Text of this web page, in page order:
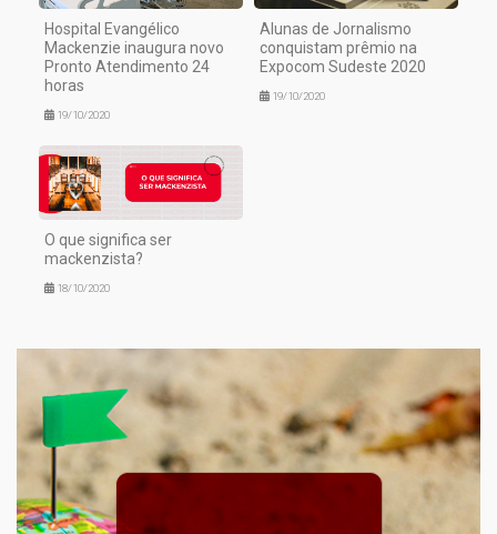
Hospital Evangélico
Mackenzie inaugura novo
Pronto Atendimento 24
horas
19/10/2020
Alunas de Jornalismo
conquistam prêmio na
Expocom Sudeste 2020
19/10/2020
O que significa ser
mackenzista?
18/10/2020